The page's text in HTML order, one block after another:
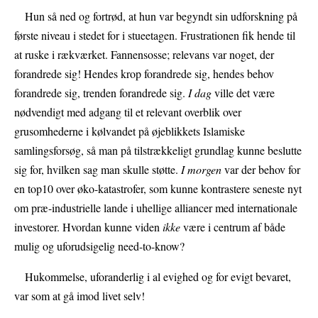
Hun så ned og fortrød, at hun var begyndt sin udforskning på
første niveau i stedet for i stueetagen. Frustrationen fik hende til
at ruske i rækværket. Fannensosse; relevans var noget, der
forandrede sig! Hendes krop forandrede sig, hendes behov
forandrede sig, trenden forandrede sig. I dagville det være
nødvendigt med adgang til et relevant overblik over
grusomhederne i kølvandet på øjeblikkets Islamiske
samlingsforsøg, så man på tilstrækkeligt grundlag kunne beslutte
sig for, hvilken sag man skulle støtte. I morgenvar der behov for
en top10 over øko-katastrofer, som kunne kontrastere seneste nyt
om præ-industrielle lande i uhellige alliancer med internationale
investorer. Hvordan kunne videnikkevære i centrum af både
mulig og uforudsigelig need-to-know?
Hukommelse, uforanderlig i al evighed og for evigt bevaret,
var som at gå imod livet selv!